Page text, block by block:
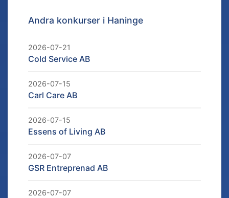
Andra konkurser i Haninge
2026-07-21
Cold Service AB
2026-07-15
Carl Care AB
2026-07-15
Essens of Living AB
2026-07-07
GSR Entreprenad AB
2026-07-07